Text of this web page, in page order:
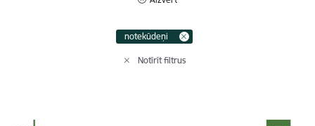
notekūdeņi
Notīrīt filtrus